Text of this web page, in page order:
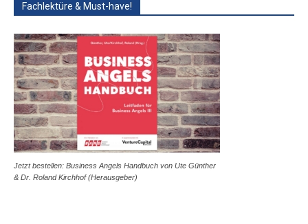
Fachlektüre & Must-have!
Jetzt bestellen: Business Angels Handbuch von Ute Günther
& Dr. Roland Kirchhof (Herausgeber)